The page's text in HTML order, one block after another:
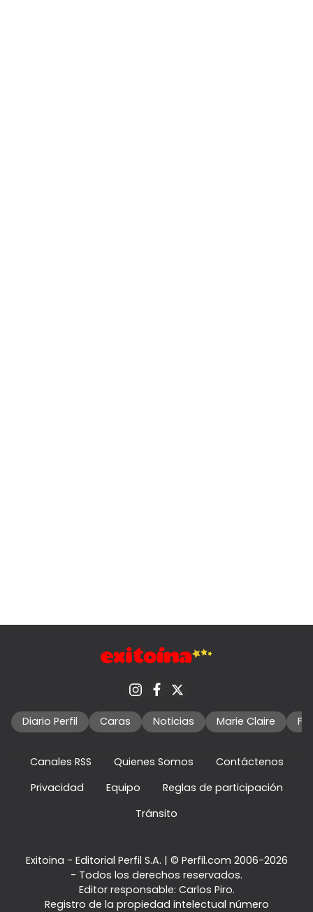
Diario Perfil Caras Noticias Marie Claire
Canales RSS Quienes Somos
Contáctenos
Privacidad
Equipo
Reglas de participación
Tránsito
Exitoina - Editorial Perfil S.A. | © Perfil.com 2006-2026
- Todos los derechos reservados.
Editor responsable: Carlos Piro.
Registro de la propiedad intelectual número